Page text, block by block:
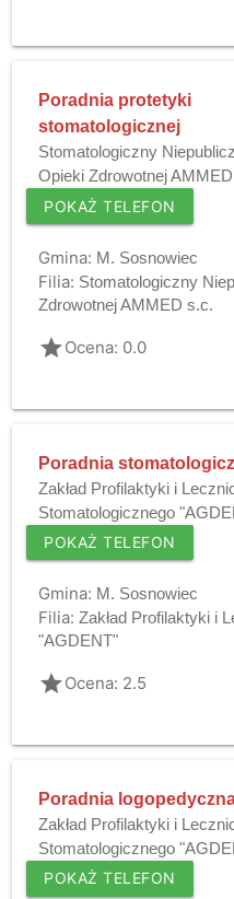
Poradnia protetyki
stomatologicznej
Stomatologiczny
Opieki Zdrowotnej
POKAŻ TELEFON
Gmina: M. Sosnowiec
Filia: Stomatologiczny
Zdrowotnej AMMED s.c.
gradeOcena: 0.0
Poradnia
Zakład Profilaktyki i
Stomatologicznego
POKAŻ TELEFON
Gmina: M. Sosnowiec
Filia: Zakład Profilaktyki i
"AGDENT"
gradeOcena: 2.5
Poradnia
Zakład Profilaktyki i
Stomatologicznego
POKAŻ TELEFON